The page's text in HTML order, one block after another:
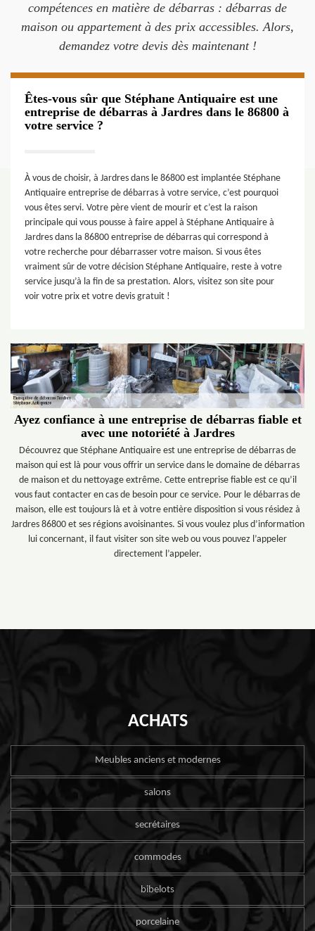
compétences en matière de débarras : débarras de
maison ou appartement à des prix accessibles. Alors,
demandez votre devis dès maintenant !
Êtes-vous sûr que Stéphane Antiquaire est une
entreprise de débarras à Jardres dans le 86800 à
votre service ?
À vous de choisir, à Jardres dans le 86800 est implantée Stéphane
Antiquaire entreprise de débarras à votre service, c’est pourquoi
vous êtes servi. Votre père vient de mourir et c’est la raison
principale qui vous pousse à faire appel à Stéphane Antiquaire à
Jardres dans la 86800 entreprise de débarras qui correspond à
votre recherche pour débarrasser votre maison. Si vous êtes
vraiment sûr de votre décision Stéphane Antiquaire, reste à votre
service jusqu’à la fin de sa prestation. Alors, visitez son site pour
voir votre prix et votre devis gratuit !
Ayez confiance à une entreprise de débarras fiable et
avec une notoriété à Jardres
Découvrez que Stéphane Antiquaire est une entreprise de débarras de
maison qui est là pour vous offrir un service dans le domaine de débarras
de maison et du nettoyage extrême. Cette entreprise fiable est ce qu’il
vous faut contacter en cas de besoin pour ce service. Pour le débarras de
maison, elle est toujours là et à votre entière disposition si vous résidez à
Jardres 86800 et ses régions avoisinantes. Si vous voulez plus d’information
lui concernant, il faut visiter son site web ou vous pouvez l’appeler
directement l’appeler.
ACHATS
Meubles anciens et modernes
salons
secrétaires
commodes
bibelots
porcelaine